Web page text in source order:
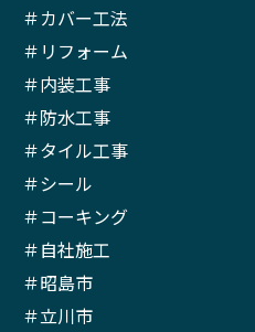
＃カバー工法
＃リフォーム
＃内装工事
＃防水工事
＃タイル工事
＃シール
＃コーキング
＃自社施工
＃昭島市
＃立川市